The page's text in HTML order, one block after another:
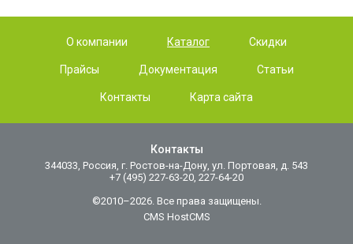
О компании Каталог Скидки
Прайсы Документация Статьи
Контакты Карта сайта
Контакты
344033, Россия, г. Ростов-на-Дону, ул. Портовая, д. 543
+7 (495) 227-63-20, 227-64-20
©2010–2026. Все права защищены.
CMS HostCMS